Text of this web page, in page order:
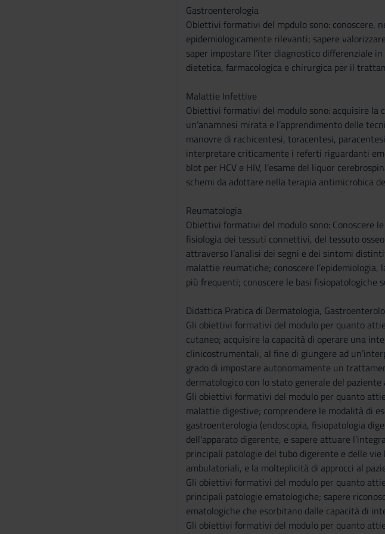
Gastroenterologia
Obiettivi formativi del mpdulo sono: conoscere,
epidemiologicamente rilevanti; sapere
saper impostare l’iter diagnostico differenziale
dietetica, farmacologica e chirurgica per il
Malattie Infettive
Obiettivi formativi del modulo sono: acquisire
un’anamnesi mirata e l’apprendimento delle
manovre di rachicentesi, toracentesi,
interpretare criticamente i referti riguardanti
blot per HCV e HIV, l’esame del liquor
schemi da adottare nella terapia antimicrobica
Reumatologia
Obiettivi formativi del modulo sono: Conoscere
fisiologia dei tessuti connettivi, del tessuto
attraverso l’analisi dei segni e dei sintomi
malattie reumatiche; conoscere
più frequenti; conoscere le basi
Didattica Pratica di Dermatologia,
Gli obiettivi formativi del modulo per quanto
cutaneo; acquisire la capacità di operare una
clinicostrumentali, al fine di giungere ad
grado di impostare autonomamente un
dermatologico con lo stato generale del
Gli obiettivi formativi del modulo per quanto
malattie digestive; comprendere le modalità di
gastroenterologia (endoscopia, fisiopatologia
dell'apparato digerente, e sapere attuare
principali patologie del tubo digerente e delle
ambulatoriali, e la molteplicità di approcci al
Gli obiettivi formativi del modulo per quanto
principali patologie ematologiche; sapere
ematologiche che esorbitano dalle capacità di
Gli obiettivi formativi del modulo per quanto